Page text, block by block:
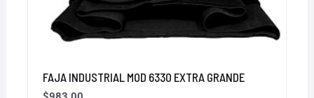
FAJA INDUSTRIAL MOD 6330 EXTRA GRANDE